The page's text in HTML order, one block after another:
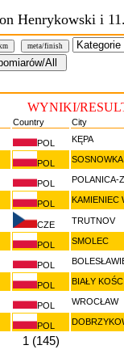
Henrykowski i
meta/finish
WYNIKI/
Country
City
POL KĘPA
POL SOSNOWKA
POL POLANICA-
POL KAMIENIEC
CZE TRUTNOV
POL SMOLEC
POL
POL BIAŁY
POL WROCŁAW
POL
1 (145)